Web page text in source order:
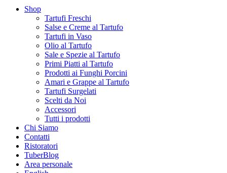
Shop
Tartufi Freschi
Salse e Creme al Tartufo
Tartufi in Vaso
Olio al Tartufo
Sale e Spezie al Tartufo
Primi Piatti al Tartufo
Prodotti ai Funghi Porcini
Amari e Grappe al Tartufo
Tartufi Surgelati
Scelti da Noi
Accessori
Tutti i prodotti
Chi Siamo
Contatti
Ristoratori
TuberBlog
Area personale